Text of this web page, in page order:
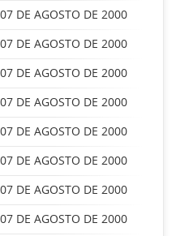
DE AGOSTO DE 2000
DE AGOSTO DE 2000
DE AGOSTO DE 2000
DE AGOSTO DE 2000
DE AGOSTO DE 2000
DE AGOSTO DE 2000
DE AGOSTO DE 2000
DE AGOSTO DE 2000